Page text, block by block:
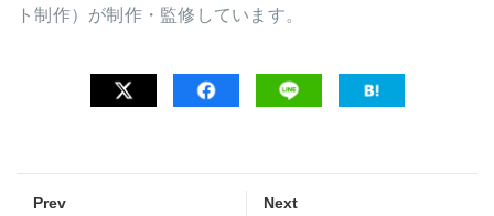
ト制作）が制作・監修しています。
Prev Next